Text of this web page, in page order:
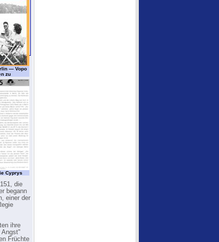
— Vopo
zu
Cyprys
die
begann
einer der
ihre
Angst"
Früchte